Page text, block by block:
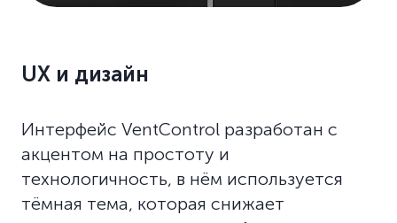
UX и дизайн
Интерфейс VentControl разработан с
акцентом на простоту и
технологичность, в нём используется
тёмная тема, которая снижает